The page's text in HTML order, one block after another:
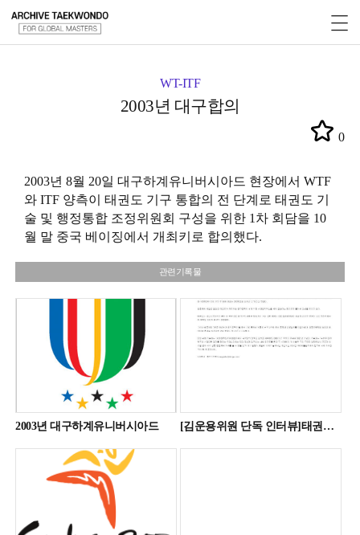
WT-ITF
2003년 대구합의
0
2003년 8월 20일 대구하계유니버시아드 현장에서 WTF
와 ITF 양측이 태권도 기구 통합의 전 단계로 태권도 기
술 및 행정통합 조정위원회 구성을 위한 1차 회담을 10
월 말 중국 베이징에서 개최키로 합의했다.
관련기록물
2003년 대구하계유니버시아드 [김운용위원 단독 인터뷰]태권도 2004년에도 정식종목